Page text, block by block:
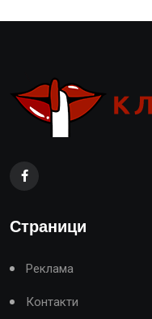
Страници
Реклама
Контакти